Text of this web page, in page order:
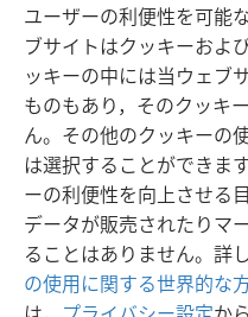
ユーザーの利便性を可能
ブサイトはクッキーおよ
ッキーの中には当ウェブ
ものもあり，そのクッキ
ん。その他のクッキーの
は選択することができま
ーの利便性を向上させる
データが販売されたりマ
ることはありません。詳し
の使用に関する世界的な
日本語
Copyright © 2026 Watch Tower
利用規約
プライバシーに関す